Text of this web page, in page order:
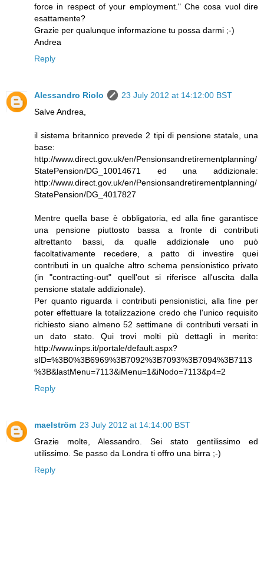
force in respect of your employment." Che cosa vuol dire
esattamente?
Grazie per qualunque informazione tu possa darmi ;-)
Andrea
Reply
Alessandro Riolo
23 July 2012 at 14:12:00 BST
Salve Andrea,
il sistema britannico prevede 2 tipi di pensione statale, una
base:
http://www.direct.gov.uk/en/Pensionsandretirementplanning/
StatePension/DG_10014671 ed una addizionale:
http://www.direct.gov.uk/en/Pensionsandretirementplanning/
StatePension/DG_4017827
Mentre quella base è obbligatoria, ed alla fine garantisce
una pensione piuttosto bassa a fronte di contributi
altrettanto bassi, da qualle addizionale uno può
facoltativamente recedere, a patto di investire quei
contributi in un qualche altro schema pensionistico privato
(in "contracting-out" quell'out si riferisce all'uscita dalla
pensione statale addizionale).
Per quanto riguarda i contributi pensionistici, alla fine per
poter effettuare la totalizzazione credo che l'unico requisito
richiesto siano almeno 52 settimane di contributi versati in
un dato stato. Qui trovi molti più dettagli in merito:
http://www.inps.it/portale/default.aspx?
sID=%3B0%3B6969%3B7092%3B7093%3B7094%3B7113
%3B&lastMenu=7113&iMenu=1&iNodo=7113&p4=2
Reply
maelström 23 July 2012 at 14:14:00 BST
Grazie molte, Alessandro. Sei stato gentilissimo ed
utilissimo. Se passo da Londra ti offro una birra ;-)
Reply